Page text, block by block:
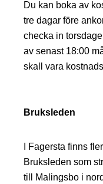
Du kan boka av
tre dagar före
checka in
av senast 18:00
skall vara
Bruksleden
I Fagersta finns
Bruksleden som
till Malingsbo i